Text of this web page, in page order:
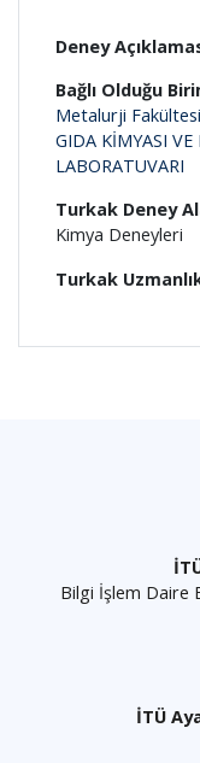
Deney
Bağlı Olduğu
Metalurji Fakültesi
GIDA KİMYASI
LABORATUVARI
Turkak Deney
Kimya Deneyleri
Turkak
Bilgi İşlem Daire
İTÜ